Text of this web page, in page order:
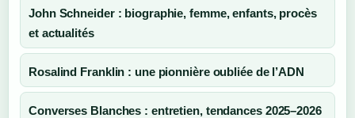
John Schneider : biographie, femme, enfants, procès
et actualités
Rosalind Franklin : une pionnière oubliée de l’ADN
Converses Blanches : entretien, tendances 2025–2026